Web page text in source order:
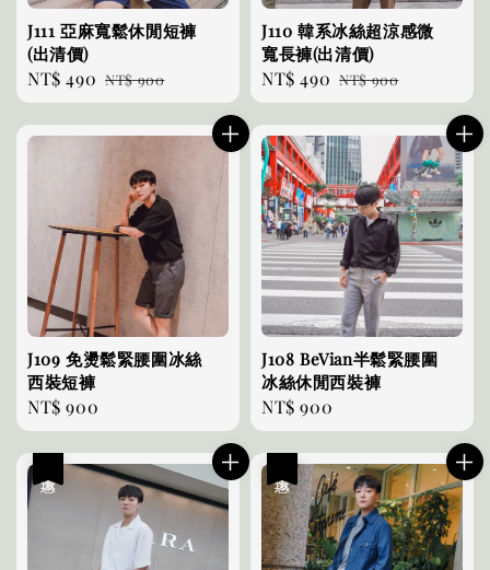
J111 亞麻寬鬆休閒短褲
(出清價)
Sale
price
NT$ 490 Regular
price
NT$ 900
J110 韓系冰絲超涼感微
寬長褲(出清價)
Sale
price
NT$ 490 Regular
price
NT$ 900
J109 免燙鬆緊腰圍冰絲
西裝短褲
Regular
price
NT$ 900
J108 BeVian半鬆緊腰圍
冰絲休閒西裝褲
Regular
price
NT$ 900